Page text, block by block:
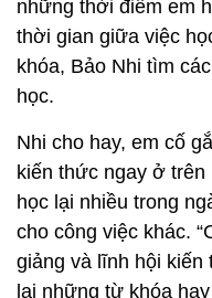
những thời điểm em
thời gian giữa việc
khóa, Bảo Nhi tìm
học.
Nhi cho hay, em cố
kiến thức ngay ở
học lại nhiều trong
cho công việc khác.
giảng và lĩnh hội kiến
lại những từ khóa